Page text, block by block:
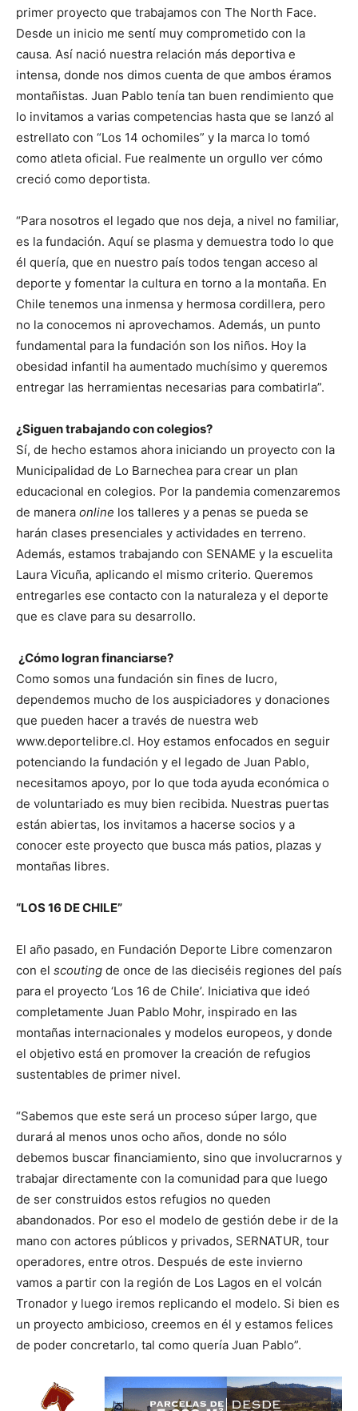
primer proyecto que trabajamos con The North Face.
Desde un inicio me sentí muy comprometido con la
causa. Así nació nuestra relación más deportiva e
intensa, donde nos dimos cuenta de que ambos éramos
montañistas. Juan Pablo tenía tan buen rendimiento que
lo invitamos a varias competencias hasta que se lanzó al
estrellato con “Los 14 ochomiles” y la marca lo tomó
como atleta oficial. Fue realmente un orgullo ver cómo
creció como deportista.
“Para nosotros el legado que nos deja, a nivel no familiar,
es la fundación. Aquí se plasma y demuestra todo lo que
él quería, que en nuestro país todos tengan acceso al
deporte y fomentar la cultura en torno a la montaña. En
Chile tenemos una inmensa y hermosa cordillera, pero
no la conocemos ni aprovechamos. Además, un punto
fundamental para la fundación son los niños. Hoy la
obesidad infantil ha aumentado muchísimo y queremos
entregar las herramientas necesarias para combatirla”.
¿Siguen trabajando con colegios?
Sí, de hecho estamos ahora iniciando un proyecto con la
Municipalidad de Lo Barnechea para crear un plan
educacional en colegios. Por la pandemia comenzaremos
de manera online los talleres y a penas se pueda se
harán clases presenciales y actividades en terreno.
Además, estamos trabajando con SENAME y la escuelita
Laura Vicuña, aplicando el mismo criterio. Queremos
entregarles ese contacto con la naturaleza y el deporte
que es clave para su desarrollo.
¿Cómo logran financiarse?
Como somos una fundación sin fines de lucro,
dependemos mucho de los auspiciadores y donaciones
que pueden hacer a través de nuestra web
www.deportelibre.cl. Hoy estamos enfocados en seguir
potenciando la fundación y el legado de Juan Pablo,
necesitamos apoyo, por lo que toda ayuda económica o
de voluntariado es muy bien recibida. Nuestras puertas
están abiertas, los invitamos a hacerse socios y a
conocer este proyecto que busca más patios, plazas y
montañas libres.
“LOS 16 DE CHILE”
El año pasado, en Fundación Deporte Libre comenzaron
con el scouting de once de las dieciséis regiones del país
para el proyecto ‘Los 16 de Chile’. Iniciativa que ideó
completamente Juan Pablo Mohr, inspirado en las
montañas internacionales y modelos europeos, y donde
el objetivo está en promover la creación de refugios
sustentables de primer nivel.
“Sabemos que este será un proceso súper largo, que
durará al menos unos ocho años, donde no sólo
debemos buscar financiamiento, sino que involucrarnos y
trabajar directamente con la comunidad para que luego
de ser construidos estos refugios no queden
abandonados. Por eso el modelo de gestión debe ir de la
mano con actores públicos y privados, SERNATUR, tour
operadores, entre otros. Después de este invierno
vamos a partir con la región de Los Lagos en el volcán
Tronador y luego iremos replicando el modelo. Si bien es
un proyecto ambicioso, creemos en él y estamos felices
de poder concretarlo, tal como quería Juan Pablo”.